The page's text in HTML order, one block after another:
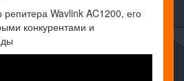
Wavlink AC1200, его
конкурентами и